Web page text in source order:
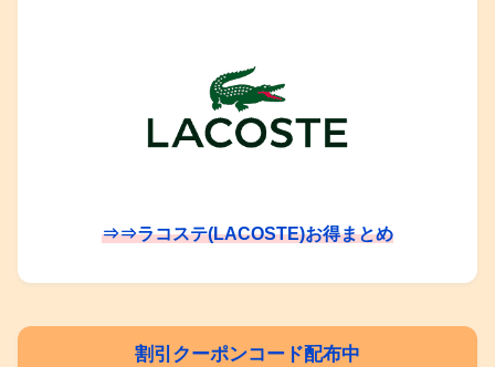
⇒⇒ラコステ(LACOSTE)お得まとめ
割引クーポンコード配布中